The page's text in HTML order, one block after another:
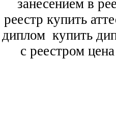
занесением в
реестр купить
диплом купить
с реестром